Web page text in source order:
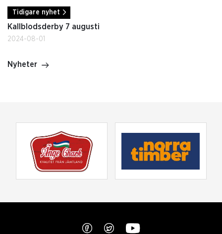
Tidigare nyhet
Kallblodsderby 7 augusti
2024-08-01
Nyheter